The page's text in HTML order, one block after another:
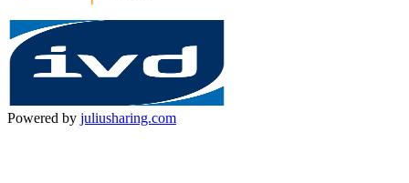
Powered by juliusharing.com